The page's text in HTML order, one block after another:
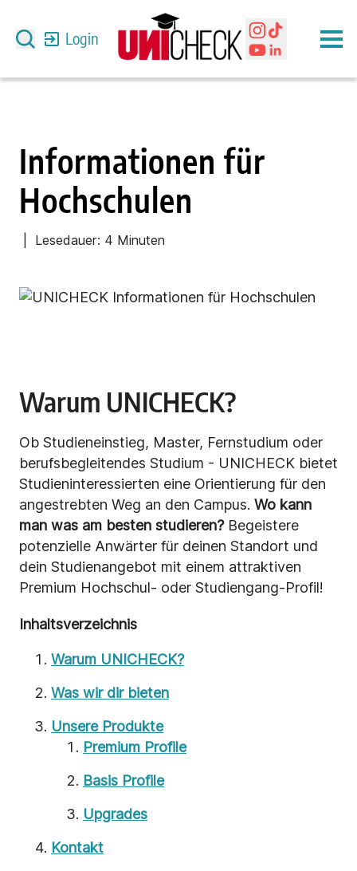
Login
Informationen für
Hochschulen
| Lesedauer: 4 Minuten
Warum UNICHECK?
Ob Studieneinstieg, Master, Fernstudium oder
berufsbegleitendes Studium - UNICHECK bietet
Studieninteressierten eine Orientierung für den
angestrebten Weg an den Campus. Wo kann
man was am besten studieren?Begeistere
potenzielle Anwärter für deinen Standort und
dein Studienangebot mit einem attraktiven
Premium Hochschul- oder Studiengang-Profil!
Inhaltsverzeichnis
Warum UNICHECK?
Was wir dir bieten
Unsere Produkte
Premium Profile
Basis Profile
Upgrades
Kontakt